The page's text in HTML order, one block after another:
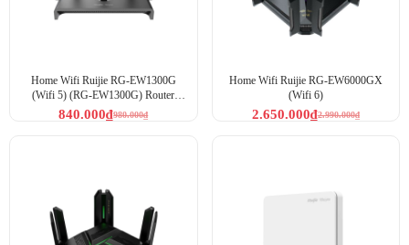
Home Wifi Ruijie RG-EW1300G
(Wifi 5) (RG-EW1300G) Router
Mesh 1267Mbps
980.000₫
840.000₫
Home Wifi Ruijie RG-EW6000GX
(Wifi 6)
2.990.000₫
2.650.000₫